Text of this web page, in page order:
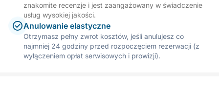
znakomite recenzje i jest zaangażowany w świadczenie
usług wysokiej jakości.
Anulowanie elastyczne
Otrzymasz pełny zwrot kosztów, jeśli anulujesz co
najmniej 24 godziny przed rozpoczęciem rezerwacji (z
wyłączeniem opłat serwisowych i prowizji).